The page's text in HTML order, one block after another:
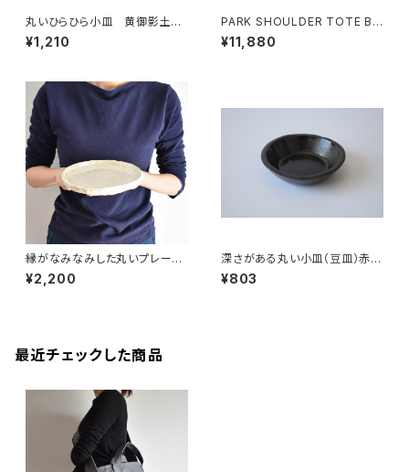
丸いひらひら小皿 黄御影土×
白鼠結晶釉
¥1,210
PARK SHOULDER TOTE BA
G (モカ/ベージュ)
¥11,880
縁がなみなみした丸いプレート
中皿(白/光沢/点模様/白御影土)
¥2,200
深さがある丸い小皿（豆皿）赤土
×錆釉
¥803
最近チェックした商品